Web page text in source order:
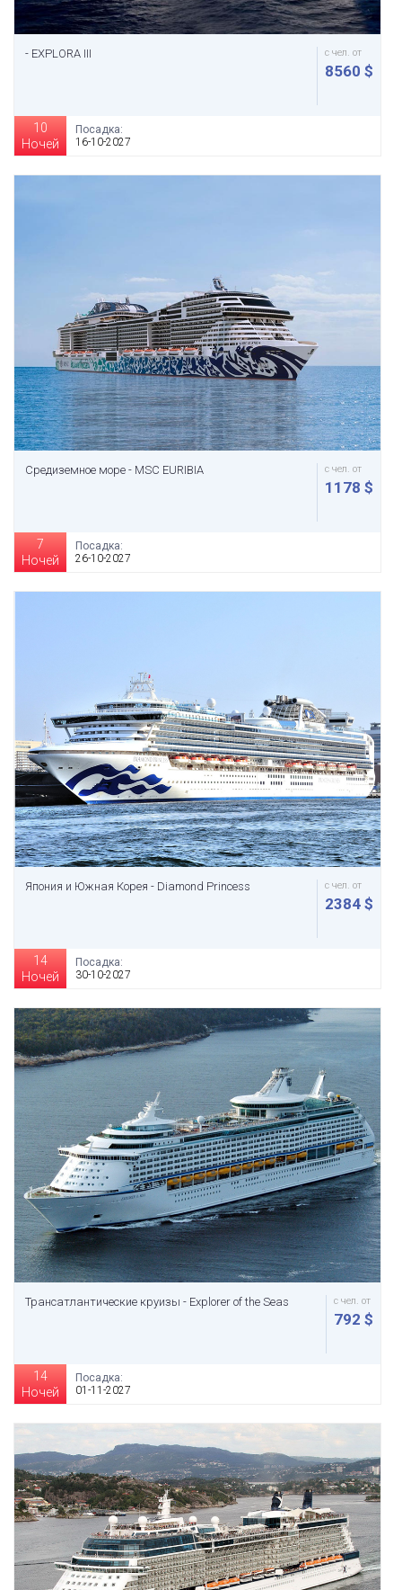
- EXPLORA III с чел. от
8560 $
10
Ночей
Посадка:
16-10-2027
Средиземное море - MSC EURIBIA с чел. от
1178 $
7
Ночей
Посадка:
26-10-2027
Япония и Южная Корея - Diamond Princess с чел. от
2384 $
14
Ночей
Посадка:
30-10-2027
Трансатлантические круизы - Explorer of the Seas с чел. от
792 $
14
Ночей
Посадка:
01-11-2027